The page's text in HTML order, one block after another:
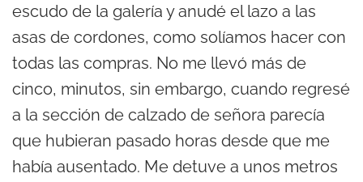
escudo de la galería y anudé el lazo a las
asas de cordones, como solíamos hacer con
todas las compras. No me llevó más de
cinco, minutos, sin embargo, cuando regresé
a la sección de calzado de señora parecía
que hubieran pasado horas desde que me
había ausentado. Me detuve a unos metros